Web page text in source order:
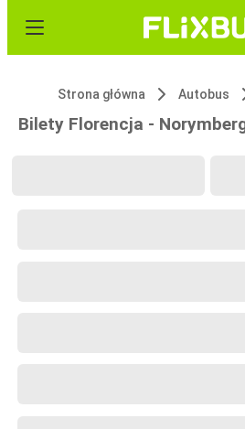
Strona główna Autobus
Bilety Florencja -